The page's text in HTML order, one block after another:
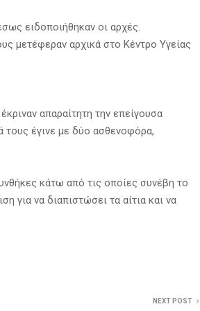
ειδοποιήθηκαν οι αρχές.
μετέφεραν αρχικά στο Κέντρο Υγείας
απαραίτητη την επείγουσα
έγινε με δύο ασθενοφόρα,
κάτω από τις οποίες συνέβη το
για να διαπιστώσει τα αίτια και να
NEXT POST